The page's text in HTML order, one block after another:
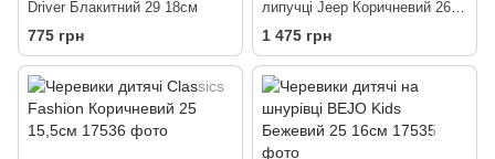
Driver Блакитний 29 18см
775 грн
липучці Jeep Коричневий 26
16,5см
1 475 грн